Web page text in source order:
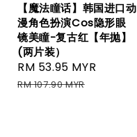
【魔法瞳话】韩国进口动
漫角色扮演Cos隐形眼
镜美瞳-复古红【年抛】
(两片装）
Sale
price
RM 53.95 MYR
RM 107.90 MYR